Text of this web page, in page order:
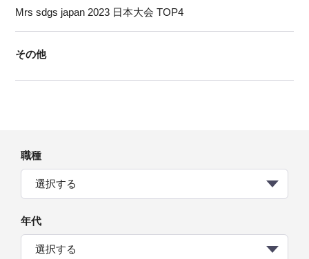
Mrs sdgs japan 2023 日本大会 TOP4
その他
職種
選択する
年代
選択する